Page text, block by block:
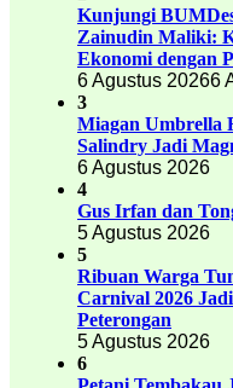
Kunjungi
Zainudin Maliki:
Ekonomi dengan
6 Agustus 20266
3
Miagan Umbrella
Salindry Jadi
6 Agustus 2026
4
Gus Irfan dan
5 Agustus 2026
5
Ribuan Warga
Carnival 2026
Peterongan
5 Agustus 2026
6